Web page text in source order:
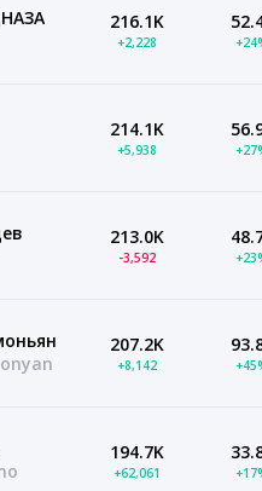
216.1K
+2,228
214.1K
+5,938
213.0K
-3,592
207.2K
+8,142
194.7K
+62,061